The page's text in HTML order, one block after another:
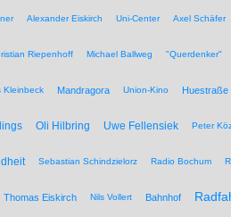
Alexander Eiskirch Uni-Center Axel Schäfer
Riepenhoff Michael Ballweg "Querdenker"
Kleinbeck Mandragora Union-Kino Huestraße
Oli Hilbring Uwe Fellensiek Peter
Sebastian Schindzielorz Radio Bochum
Thomas Eiskirch Nils Vollert Bahnhof